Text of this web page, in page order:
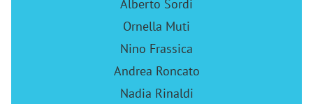
Alberto Sordi
Ornella Muti
Nino Frassica
Andrea Roncato
Nadia Rinaldi